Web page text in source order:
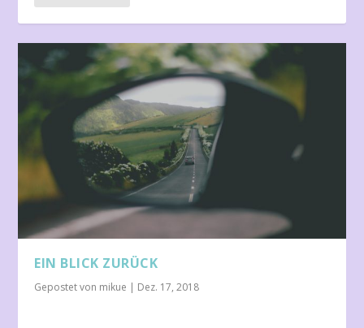
EIN BLICK ZURÜCK
Gepostet von mikue Dez. 17, 2018